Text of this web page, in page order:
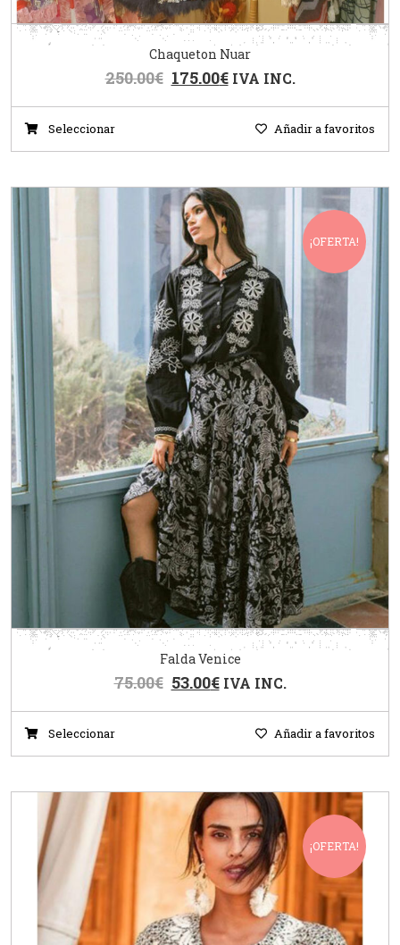
Chaqueton Nuar
250.00€ 175.00€ IVA INC.
Seleccionar Añadir a favoritos
¡OFERTA!
Falda Venice
75.00€ 53.00€ IVA INC.
Seleccionar Añadir a favoritos
¡OFERTA!